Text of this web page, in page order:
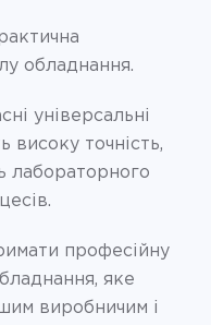
обладнання.
універсальні
високу точність,
лабораторного
професійну
яке
виробничим і